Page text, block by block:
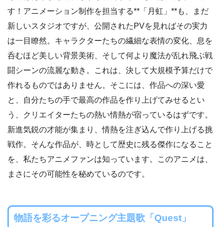
す！アニメーション制作を担当する**「月虹」**も、まだ
新しいスタジオですが、公開されたPVを見ればその実力
は一目瞭然。キャラクターたちの繊細な表情の変化、息を
呑むほど美しい背景美術、そして何より魔法が乱れ飛ぶ戦
闘シーンの流麗な動き。これは、決して大規模予算だけで
作れるものではありません。そこには、作品への深い愛
と、自分たちの手で最高の作品を作り上げてみせるとい
う、クリエイターたちの熱い情熱が宿っているはずです。
新進気鋭の才能が集まり、情熱を注ぎ込んで作り上げる挑
戦作。そんな作品が、時として歴史に残る傑作になること
を、私たちアニメファンは知っています。このアニメは、
まさにその可能性を秘めているのです。
物語を彩るオープニング主題歌「Quest」